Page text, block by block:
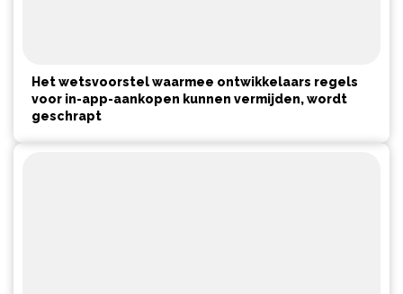
Het wetsvoorstel waarmee ontwikkelaars regels
voor in-app-aankopen kunnen vermijden, wordt
geschrapt